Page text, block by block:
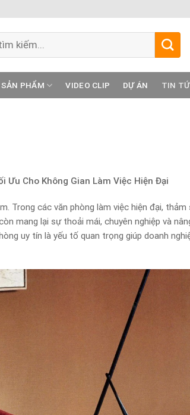
SẢN PHẨM VIDEO CLIP DỰ ÁN TIN
Ưu Cho Không Gian Làm Việc Hiện Đại
Trong các văn phòng làm việc hiện đại, thảm
mang lại sự thoải mái, chuyên nghiệp và
uy tín là yếu tố quan trọng giúp doanh